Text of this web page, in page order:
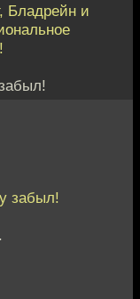
Бладрейн и
забыл!